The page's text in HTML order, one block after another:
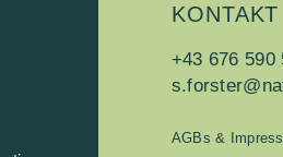
KONTAKT
+43 676 590
AGBs &